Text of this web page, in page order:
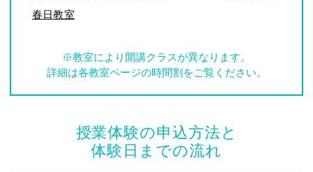
春日教室
※教室により開講クラスが異なります。
詳細は各教室ページの時間割をご覧ください。
授業体験の申込方法と
体験日までの流れ